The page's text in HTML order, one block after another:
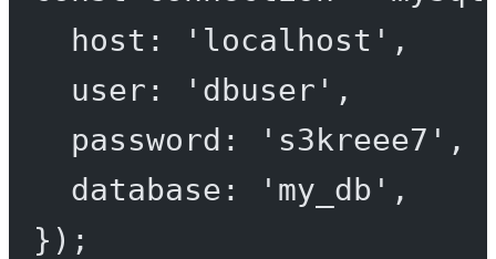
host:
'localhost' ,
user:
'dbuser' ,
password:
's3kreee7' ,
database:
'my_db' ,
});